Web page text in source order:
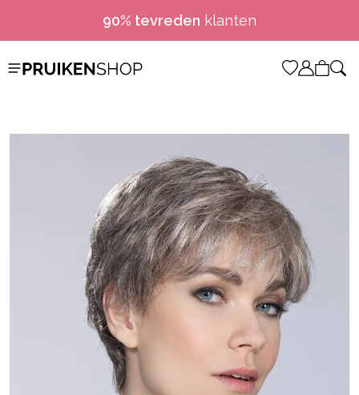
90% tevreden klanten